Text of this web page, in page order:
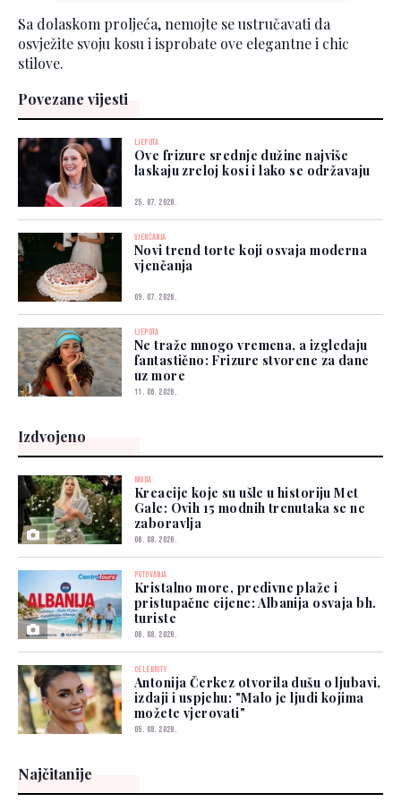
Sa dolaskom proljeća, nemojte se ustručavati da
osvježite svoju kosu i isprobate ove elegantne i chic
stilove.
Povezane vijesti
LJEPOTA
Ove frizure srednje dužine najviše
laskaju zreloj kosi i lako se održavaju
25. 07. 2026.
VJENČANJA
Novi trend torte koji osvaja moderna
vjenčanja
09. 07. 2026.
LJEPOTA
Ne traže mnogo vremena, a izgledaju
fantastično: Frizure stvorene za dane
uz more
11. 06. 2026.
Izdvojeno
MODA
Kreacije koje su ušle u historiju Met
Gale: Ovih 15 modnih trenutaka se ne
zaboravlja
06. 08. 2026.
PUTOVANJA
Kristalno more, predivne plaže i
pristupačne cijene: Albanija osvaja bh.
turiste
06. 08. 2026.
CELEBRITY
Antonija Čerkez otvorila dušu o ljubavi,
izdaji i uspjehu: "Malo je ljudi kojima
možete vjerovati"
05. 08. 2026.
Najčitanije